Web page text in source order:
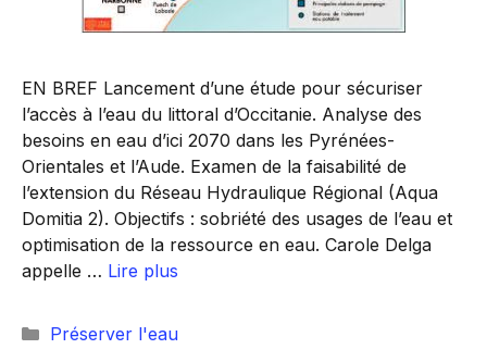
EN BREF Lancement d’une étude pour sécuriser
l’accès à l’eau du littoral d’Occitanie. Analyse des
besoins en eau d’ici 2070 dans les Pyrénées-
Orientales et l’Aude. Examen de la faisabilité de
l’extension du Réseau Hydraulique Régional (Aqua
Domitia 2). Objectifs : sobriété des usages de l’eau et
optimisation de la ressource en eau. Carole Delga
appelle … Lire plus
Catégories
Préserver l'eau